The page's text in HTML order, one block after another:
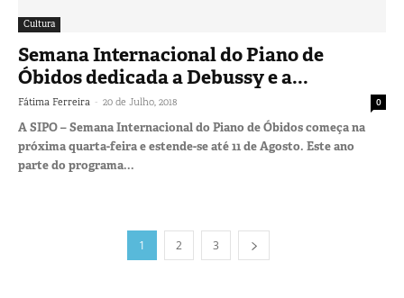
Cultura
Semana Internacional do Piano de
Óbidos dedicada a Debussy e a...
Fátima Ferreira - 20 de Julho, 2018 0
A SIPO – Semana Internacional do Piano de Óbidos começa na
próxima quarta-feira e estende-se até 11 de Agosto. Este ano
parte do programa...
1 2 3